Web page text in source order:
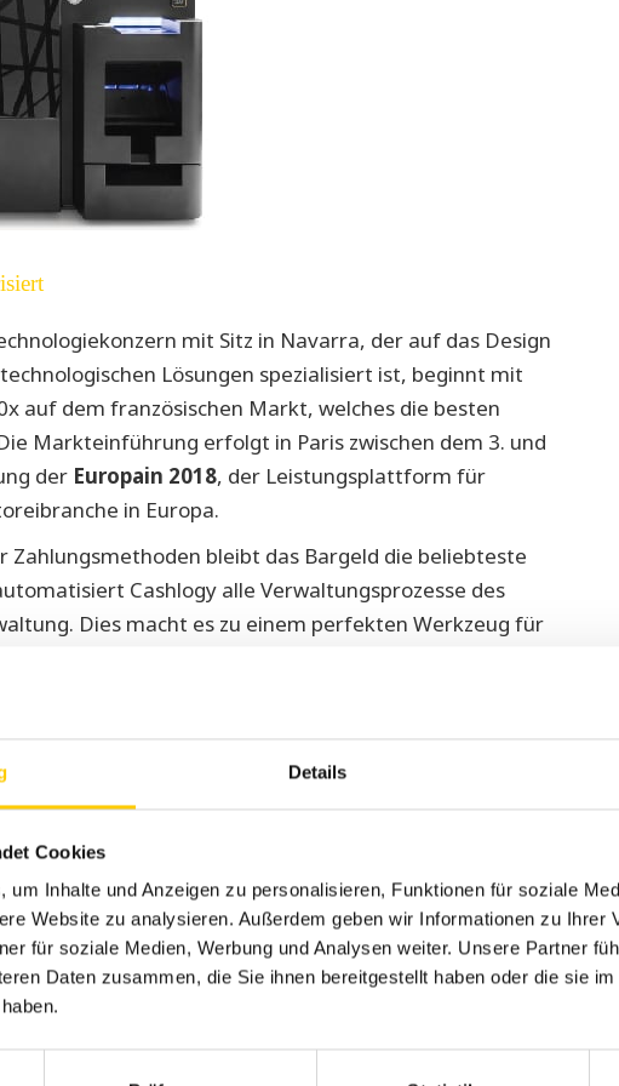
Details
Cookies
um Inhalte und Anzeigen zu personalisieren, Funktionen für soziale
Website zu analysieren. Außerdem geben wir Informationen zu Ihrer
für soziale Medien, Werbung und Analysen weiter. Unsere Partner
Daten zusammen, die Sie ihnen bereitgestellt haben oder die sie
mit Sitz in Navarra, der auf das Design
Lösungen spezialisiert ist, beginnt mit
auf dem französischen Markt, welches die besten
Markteinführung erfolgt in Paris zwischen dem 3. und
der Europain 2018, der Leistungsplattform für
in Europa.
bleibt das Bargeld die beliebteste
Cashlogy alle Verwaltungsprozesse des
Dies macht es zu einem perfekten Werkzeug für
Geschäftszweigen. Des Weiteren ermöglicht das
eingibt und der Angestellte das Geld und die
verbessert den Hygienefaktor, der in dieser Art von
der Einführung der innovativsten Technologien eines
Neben seiner Zuverlässigkeit in der Erschwerung
Banknoten zeichnet sich diese Reihe durch deren
aus.
Technologies, dem führenden Unternehmen in
Payment Technologies erklärt: “Cashlogy minimiert
verfügt, eine für die Einnahmen, auf die nur